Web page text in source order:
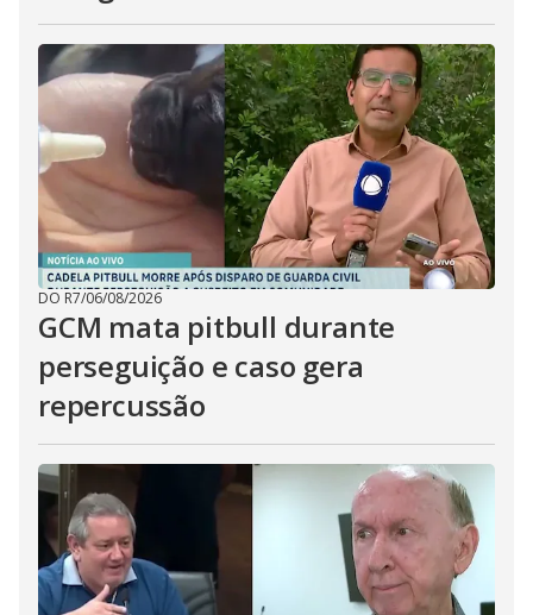
DO R7/06/08/2026
GCM mata pitbull durante
perseguição e caso gera
repercussão